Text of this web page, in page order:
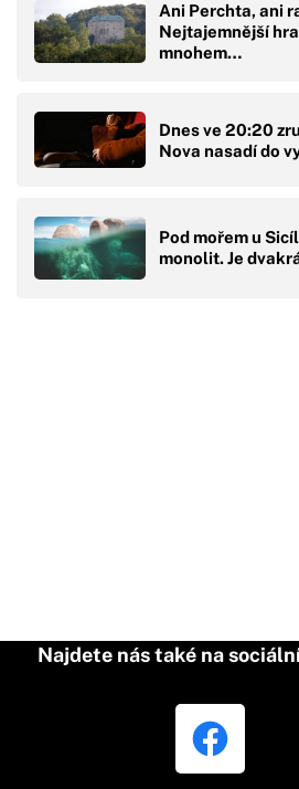
Ani Perchta, ani
Nejtajemnější
mnohem…
Dnes ve 20:20
Nova nasadí do
Pod mořem u
monolit. Je
Najdete nás také na